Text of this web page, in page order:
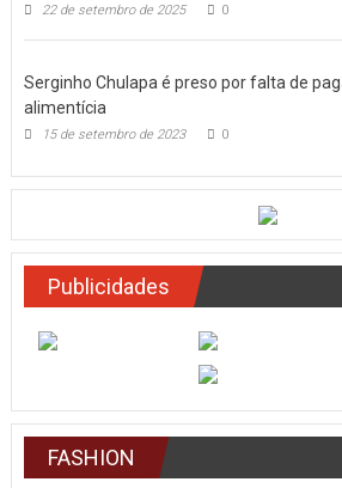
22 de setembro de 2025 0
Serginho Chulapa é preso por falta de
alimentícia
15 de setembro de 2023 0
Publicidades
FASHION